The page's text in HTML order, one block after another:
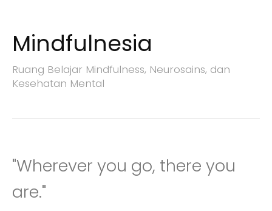
S
k
i
p
n
t
e
Mindfulnesia
Ruang Belajar Mindfulness, Neurosains, dan
Kesehatan Mental
"Wherever you go, there you
are."